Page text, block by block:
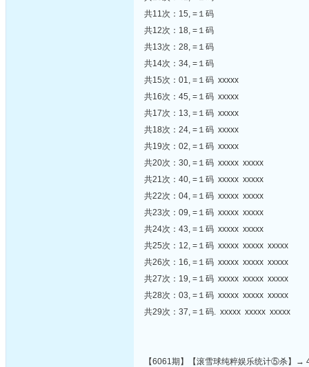
共11次：15, =１码
共12次：18, =１码
共13次：28, =１码
共14次：34, =１码
共15次：01, =１码 xxxxx
共16次：45, =１码 xxxxx
共17次：13, =１码 xxxxx
共18次：24, =１码 xxxxx
共19次：02, =１码 xxxxx
共20次：30, =１码 xxxxx xxxxx
共21次：40, =１码 xxxxx xxxxx
共22次：04, =１码 xxxxx xxxxx
共23次：09, =１码 xxxxx xxxxx
共24次：43, =１码 xxxxx xxxxx
共25次：12, =１码 xxxxx xxxxx xxxxx
共26次：16, =１码 xxxxx xxxxx xxxxx
共27次：19, =１码 xxxxx xxxxx xxxxx
共28次：03, =１码 xxxxx xxxxx xxxxx
共29次：37, =１码. xxxxx xxxxx xxxxx
【6061期】【滚雪球纯粹娱乐统计⑤杀】